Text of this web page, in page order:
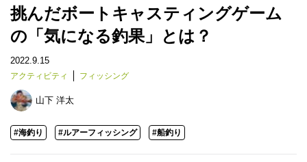
挑んだボートキャスティングゲーム
の「気になる釣果」とは？
2022.9.15
アクティビティ フィッシング
山下 洋太
#海釣り #ルアーフィッシング #船釣り